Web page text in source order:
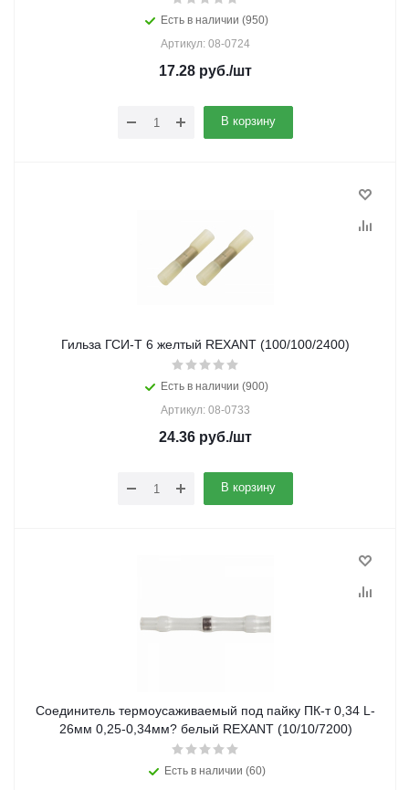
Есть в наличии (950)
Артикул: 08-0724
17.28 руб./шт
В корзину
Гильза ГСИ-Т 6 желтый REXANT (100/100/2400)
Есть в наличии (900)
Артикул: 08-0733
24.36 руб./шт
В корзину
Соединитель термоусаживаемый под пайку ПК-т 0,34 L-
26мм 0,25-0,34мм? белый REXANT (10/10/7200)
Есть в наличии (60)